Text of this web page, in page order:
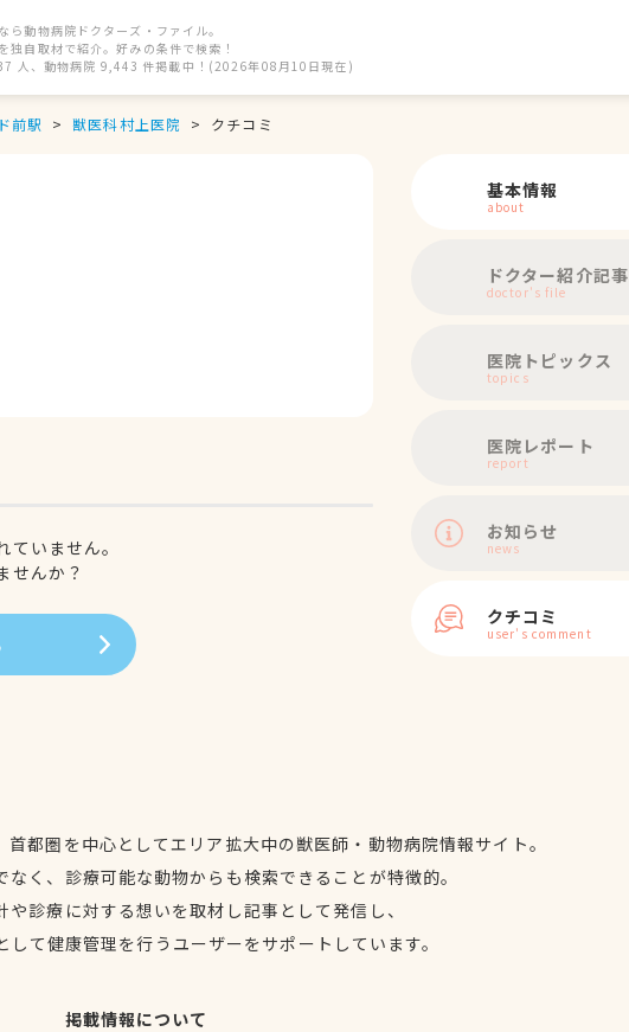
ら動物病院ドクターズ・ファイル。
独自取材で紹介。好みの条件で検索！
人、動物病院 9,443 件掲載中！(2026年08月10日現在)
前駅 獣医科村上医院 クチコミ
いません。
せんか？
基本情報
about
ドクター紹介記事
doctor's file
医院トピックス
topics
医院レポート
report
お知らせ
news
クチコミ
user's comment
都圏を中心としてエリア拡大中の獣医師・動物病院情報サイト。
く、診療可能な動物からも検索できることが特徴的。
や診療に対する想いを取材し記事として発信し、
して健康管理を行うユーザーをサポートしています。
掲載情報について